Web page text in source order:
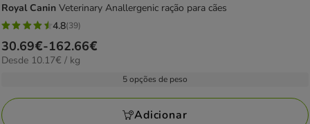
Royal Canin Veterinary Anallergenic ração para cães
4.8
estrelas
com
avaliações
4.8(39)
Preço
de
162.66€
30.69€-162.66€
10.17€
Desde 10.17€ / kg
5 opções de peso
Adicionar